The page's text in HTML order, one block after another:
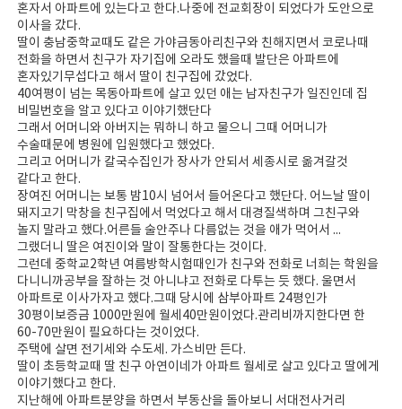
혼자서 아파트에 있는다고 한다.나중에 전교회장이 되었다가 도안으로
이사을 갔다.
딸이 충남중학교때도 같은 가야금동아리친구와 친해지면서 코로나때
전화을 하면서 친구가 자기집에 오라도 했을때 발단은 아파트에
혼자있기무섭다고 해서 딸이 친구집에 갔었다.
40여평이 넘는 목동아파트에 살고 있던 애는 남자친구가 일진인데 집
비밀번호을 알고 있다고 이야기했단다
그래서 어머니와 아버지는 뭐하니 하고 물으니 그때 어머니가
수술때문에 병원에 입원했다고 했었다.
그리고 어머니가 칼국수집인가 장사가 안되서 세종시로 옮겨갈것
같다고 한다.
장여진 어머니는 보통 밤10시 넘어서 들어온다고 했단다. 어느날 딸이
돼지고기 막창을 친구집에서 먹었다고 해서 대경질색하며 그친구와
놀지 말라고 했다.어른들 술안주나 다름없는 것을 애가 먹어서 ...
그랬더니 딸은 여진이와 말이 잘통한다는 것이다.
그런데 중학교2학년 여름방학시험때인가 친구와 전화로 너희는 학원을
다니니까공부을 잘하는 것 아니냐고 전화로 다투는 듯 했다. 울면서
아파트로 이사가자고 했다.그때 당시에 삼부아파트 24평인가
30평이보증금 1000만원에 월세40만원이었다.관리비까지한다면 한
60-70만원이 필요하다는 것이었다.
주택에 살면 전기세와 수도세. 가스비만 든다.
딸이 초등학교때 딸 친구 아연이네가 아파트 월세로 살고 있다고 딸에게
이야기했다고 한다.
지난해에 아파트분양을 하면서 부동산을 돌아보니 서대전사거리